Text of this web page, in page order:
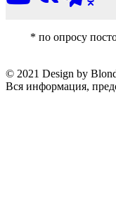
* по опросу
© 2021 Design by
Вся информация,